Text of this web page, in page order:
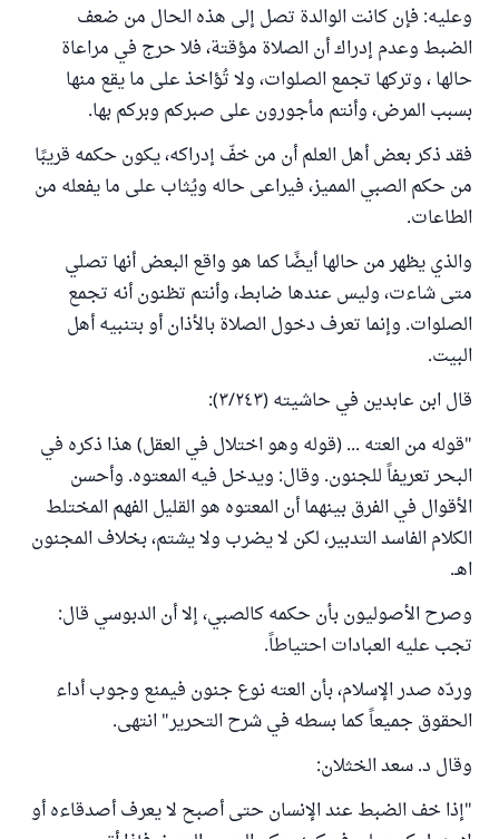
وعليه: فإن كانت الوالدة تصل إلى هذه الحال من ضعف
الضبط وعدم إدراك أن الصلاة مؤقتة، فلا حرج في مراعاة
حالها ، وتركها تجمع الصلوات، ولا تُؤاخذ على ما يقع منها
بسبب المرض، وأنتم مأجورون على صبركم وبركم بها.
فقد ذكر بعض أهل العلم أن من خفّ إدراكه، يكون حكمه قريبًا
من حكم الصبي المميز، فيراعى حاله ويُثاب على ما يفعله من
الطاعات.
والذي يظهر من حالها أيضًا كما هو واقع البعض أنها تصلي
متى شاءت، وليس عندها ضابط، وأنتم تظنون أنه تجمع
الصلوات. وإنما تعرف دخول الصلاة بالأذان أو بتنبيه أهل
البيت.
قال ابن عابدين في حاشيته (٣/٢٤٣):
"قوله من العته ... (قوله وهو اختلال في العقل) هذا ذكره في
البحر تعريفاً للجنون. وقال: ويدخل فيه المعتوه. وأحسن
الأقوال في الفرق بينهما أن المعتوه هو القليل الفهم المختلط
الكلام الفاسد التدبير، لكن لا يضرب ولا يشتم، بخلاف المجنون
اهـ.
وصرح الأصوليون بأن حكمه كالصبي، إلا أن الدبوسي قال:
تجب عليه العبادات احتياطاً.
وردّه صدر الإسلام، بأن العته نوع جنون فيمنع وجوب أداء
الحقوق جميعاً كما بسطه في شرح التحرير" انتهى.
وقال د. سعد الخثلان:
"إذا خف الضبط عند الإنسان حتى أصبح لا يعرف أصدقاءه أو